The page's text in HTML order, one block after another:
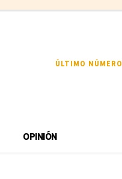
ÚLTIMO NÚMERO
OPINIÓN